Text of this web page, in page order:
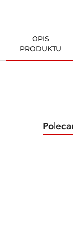
OPIS
PRODUKTU
Pomiń
o